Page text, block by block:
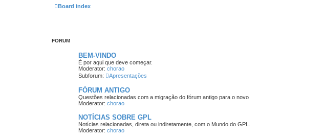
Board index
FORUM
BEM-VINDO
É por aqui que deve começar.
Moderator: chorao
Subforum:
Apresentações
FÓRUM ANTIGO
Questões relacionadas com a migração do fórum antigo para o novo
Moderator: chorao
NOTÍCIAS SOBRE GPL
Notícias relacionadas, direta ou indiretamente, com o Mundo do GPL.
Moderator: chorao